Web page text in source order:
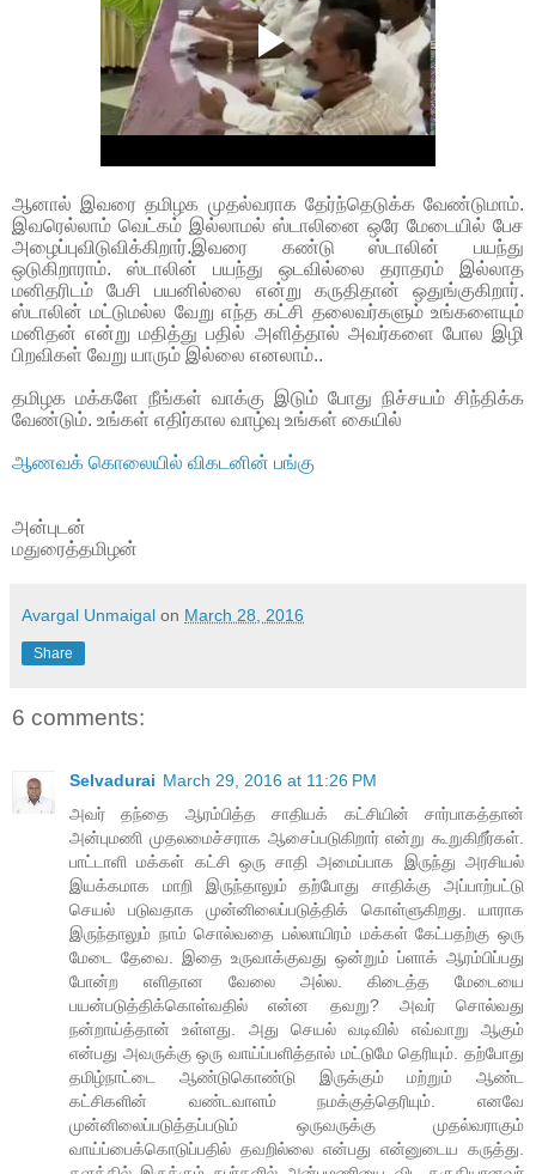
ஆனால் இவரை தமிழக முதல்வராக தேர்ந்தெடுக்க வேண்டுமாம்.
இவரெல்லாம் வெட்கம் இல்லாமல் ஸ்டாலினை ஒரே மேடையில் பேச
அழைப்புவிடுவிக்கிறார்.இவரை கண்டு ஸ்டாலின் பயந்து
ஒடுகிறாராம். ஸ்டாலின் பயந்து ஒடவில்லை தராதரம் இல்லாத
மனிதரிடம் பேசி பயனில்லை என்று கருதிதான் ஒதுங்குகிறார்.
ஸ்டாலின் மட்டுமல்ல வேறு எந்த கட்சி தலைவர்களும் உங்களையும்
மனிதன் என்று மதித்து பதில் அளித்தால் அவர்களை போல இழி
பிறவிகள் வேறு யாரும் இல்லை எனலாம்..
தமிழக மக்களே நீங்கள் வாக்கு இடும் போது நிச்சயம் சிந்திக்க
வேண்டும். உங்கள் எதிர்கால வாழ்வு உங்கள் கையில்
ஆணவக் கொலையில் விகடனின் பங்கு
அன்புடன்
மதுரைத்தமிழன்
Avargal Unmaigal on March 28, 2016
Share
6 comments:
Selvadurai March 29, 2016 at 11:26 PM
அவர் தந்தை ஆரம்பித்த சாதியக் கட்சியின் சார்பாகத்தான்
அன்புமணி முதலமைச்சராக ஆசைப்படுகிறார் என்று கூறுகிறீர்கள்.
பாட்டாளி மக்கள் கட்சி ஒரு சாதி அமைப்பாக இருந்து அரசியல்
இயக்கமாக மாறி இருந்தாலும் தற்போது சாதிக்கு அப்பாற்பட்டு
செயல் படுவதாக முன்னிலைப்படுத்திக் கொள்ளுகிறது. யாராக
இருந்தாலும் நாம் சொல்வதை பல்லாயிரம் மக்கள் கேட்பதற்கு ஒரு
மேடை தேவை. இதை உருவாக்குவது ஒன்றும் ப்ளாக் ஆரம்பிப்பது
போன்ற எளிதான வேலை அல்ல. கிடைத்த மேடையை
பயன்படுத்திக்கொள்வதில் என்ன தவறு? அவர் சொல்வது
நன்றாய்த்தான் உள்ளது. அது செயல் வடிவில் எவ்வாறு ஆகும்
என்பது அவருக்கு ஒரு வாய்ப்பளித்தால் மட்டுமே தெரியும். தற்போது
தமிழ்நாட்டை ஆண்டுகொண்டு இருக்கும் மற்றும் ஆண்ட
கட்சிகளின் வண்டவாளம் நமக்குத்தெரியும். எனவே
முன்னிலைப்படுத்தப்படும் ஒருவருக்கு முதல்வராகும்
வாய்ப்பைக்கொடுப்பதில் தவறில்லை என்பது என்னுடைய கருத்து.